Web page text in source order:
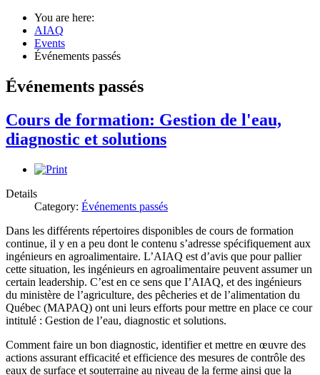
You are here:
AIAQ
Events
Événements passés
Événements passés
Cours de formation: Gestion de l'eau,
diagnostic et solutions
Details
Category: Événements passés
Dans les différents répertoires disponibles de cours de formation
continue, il y en a peu dont le contenu s’adresse spécifiquement aux
ingénieurs en agroalimentaire. L’AIAQ est d’avis que pour pallier
cette situation, les ingénieurs en agroalimentaire peuvent assumer un
certain leadership. C’est en ce sens que I’AIAQ, et des ingénieurs
du ministère de l’agriculture, des pêcheries et de l’alimentation du
Québec (MAPAQ) ont uni leurs efforts pour mettre en place ce cour
intitulé : Gestion de l’eau, diagnostic et solutions.
Comment faire un bon diagnostic, identifier et mettre en œuvre des
actions assurant efficacité et efficience des mesures de contrôle des
eaux de surface et souterraine au niveau de la ferme ainsi que la